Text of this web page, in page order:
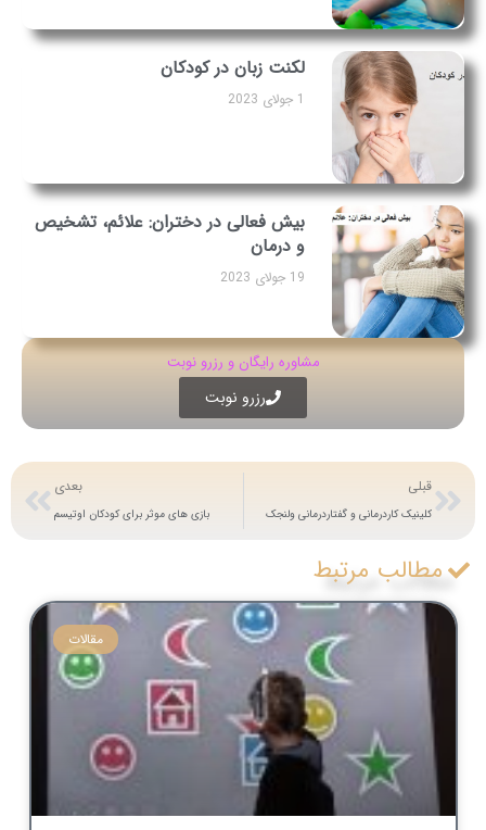
لکنت زبان در کودکان
1 جولای 2023
بیش فعالی در دختران: علائم، تشخیص
و درمان
19 جولای 2023
مشاوره رایگان و رزرو نوبت
رزرو نوبت
قبلی
کلینیک کاردرمانی و گفتاردرمانی ولنجک
بعدی
بازی های موثر برای کودکان اوتیسم
مطالب مرتبط
مقالات